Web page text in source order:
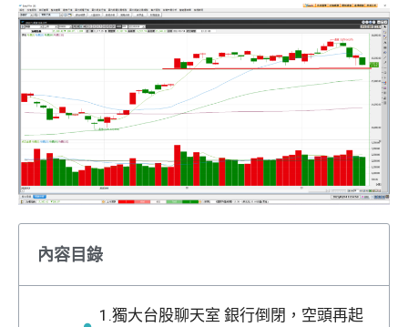
內容目錄
1.獨大台股聊天室 銀行倒閉，空頭再起